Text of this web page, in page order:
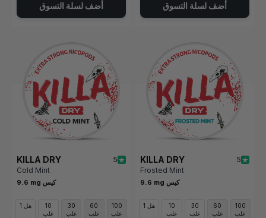
أضف لسلة التسوق أضف لسلة التسوق
KILLA DRY
5
Cold Mint
9.6 mg كيس
1 هل
10
علب
30
علب
60
علب
100
علب
KILLA DRY
5
Frosted Mint
9.6 mg كيس
1 هل
10
علب
30
علب
60
علب
100
علب